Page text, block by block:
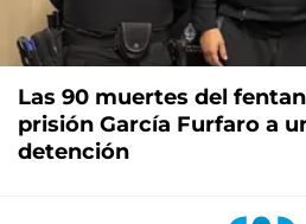
Las 90 muertes del
prisión García Furfaro a
detención